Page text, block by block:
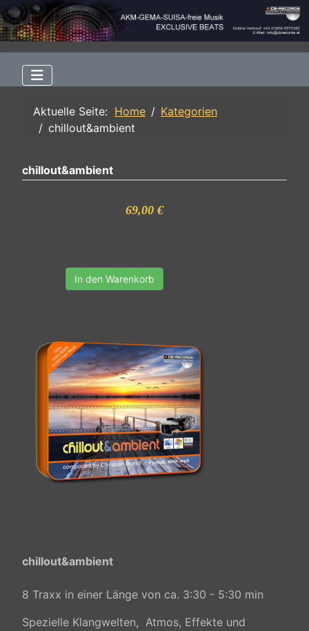
Aktuelle Seite: Home
Kategorien
chillout&ambient
chillout&ambient
69,00 €
In den Warenkorb
chillout&ambient
8 Traxx in einer Länge von ca. 3:30 - 5:30 min
Spezielle Klangwelten, Atmos, Effekte und